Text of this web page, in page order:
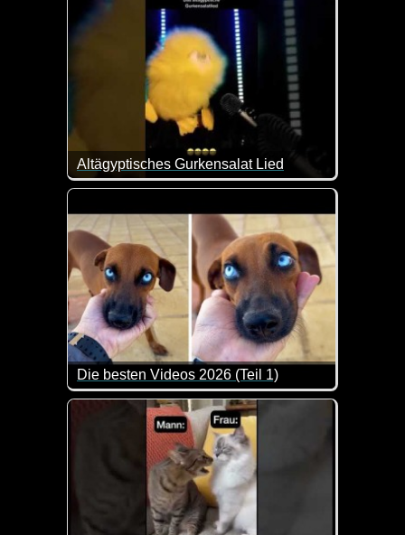
Altägyptisches Gurkensalat Lied
Das ist so blöd, dass es schon wieder lustig ist.
Die besten Videos 2026 (Teil 1)
Eine tolle Zusammenstellung von lustigen